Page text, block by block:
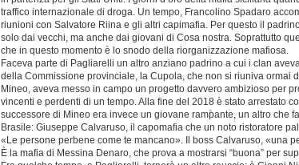
traffico internazionale di droga. Un tempo, Francolino Spadaro
riunioni con Salvatore Riina e gli altri capimafia. Per questo il
solo dai vecchi, ma anche dai giovani di Cosa nostra. Soprattutto
che in questo momento è lo snodo della riorganizzazione mafiosa.
Faceva parte di Pagliarelli un altro anziano padrino a cui i clan
della Commissione provinciale, la Cupola, che non si riuniva ormai
Mineo, aveva messo in campo un progetto davvero ambizioso per
vincenti e perdenti di un tempo. Alla fine del 2018 è stato arrestato
successore di Mineo era invece un giovane rampante, un altro che
Brasile: Giuseppe Calvaruso, il capomafia che un noto ristoratore
«Le persone perbene come te mancano». Il boss Calvaruso, «una
È la mafia di Messina Denaro, che prova a mostrarsi “buona” per